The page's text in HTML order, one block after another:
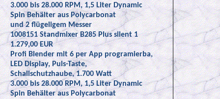
3.000 bis 28.000 RPM, 1,5 Liter Dynamic
Spin Behälter aus Polycarbonat
und 2 flügeligem Messer
1008151 Standmixer B285 Plus silent 1
1.279,00 EUR
Profi Blender mit 6 per App programierba,
LED Display, Puls-Taste,
Schallschutzhaube, 1.700 Watt
3.000 bis 28.000 RPM, 1,5 Liter Dynamic
Spin Behälter aus Polycarbonat